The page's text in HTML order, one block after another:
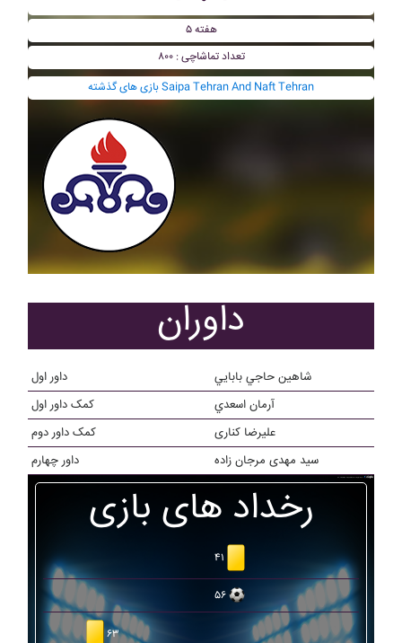
هفته ۵
تعداد تماشاچی : ۸۰۰
بازی های گذشته Saipa Tehran And Naft Tehran
داوران
داور اول
شاهين حاجي بابايي
کمک داور اول
آرمان اسعدي
کمک داور دوم
علیرضا کناری
داور چهارم
سید مهدی مرجان زاده
رخداد های بازی
۴۱
۵۶
۶۳